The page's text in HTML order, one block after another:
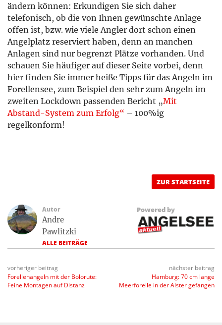
ändern können: Erkundigen Sie sich daher
telefonisch, ob die von Ihnen gewünschte Anlage
offen ist, bzw. wie viele Angler dort schon einen
Angelplatz reserviert haben, denn an manchen
Anlagen sind nur begrenzt Plätze vorhanden. Und
schauen Sie häufiger auf dieser Seite vorbei, denn
hier finden Sie immer heiße Tipps für das Angeln im
Forellensee, zum Beispiel den sehr zum Angeln im
zweiten Lockdown passenden Bericht „Mit
Abstand-System zum Erfolg“ – 100%ig
regelkonform!
ZUR STARTSEITE
Autor
Andre
Pawlitzki
ALLE BEITRÄGE
Powered by
vorheriger beitrag
Forellenangeln mit der Bolorute:
Feine Montagen auf Distanz
nächster beitrag
Hamburg: 70 cm lange
Meerforelle in der Alster gefangen